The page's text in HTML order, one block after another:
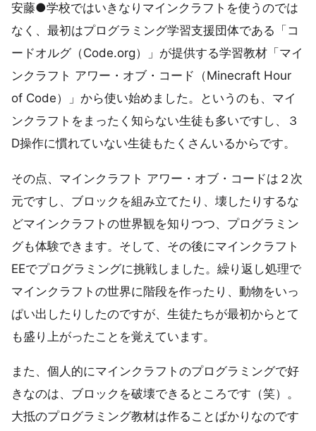
安藤●学校ではいきなりマインクラフトを使うのでは
なく、最初はプログラミング学習支援団体である「コ
ードオルグ（Code.org）」が提供する学習教材「マイ
ンクラフト アワー・オブ・コード（Minecraft Hour
of Code）」から使い始めました。というのも、マイ
ンクラフトをまったく知らない生徒も多いですし、３
D操作に慣れていない生徒もたくさんいるからです。
その点、マインクラフト アワー・オブ・コードは２次
元ですし、ブロックを組み立てたり、壊したりするな
どマインクラフトの世界観を知りつつ、プログラミン
グも体験できます。そして、その後にマインクラフト
EEでプログラミングに挑戦しました。繰り返し処理で
マインクラフトの世界に階段を作ったり、動物をいっ
ぱい出したりしたのですが、生徒たちが最初からとて
も盛り上がったことを覚えています。
また、個人的にマインクラフトのプログラミングで好
きなのは、ブロックを破壊できるところです（笑）。
大抵のプログラミング教材は作ることばかりなのです